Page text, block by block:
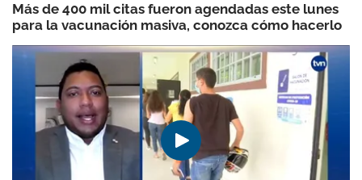
Más de 400 mil citas fueron agendadas este lunes
para la vacunación masiva, conozca cómo hacerlo